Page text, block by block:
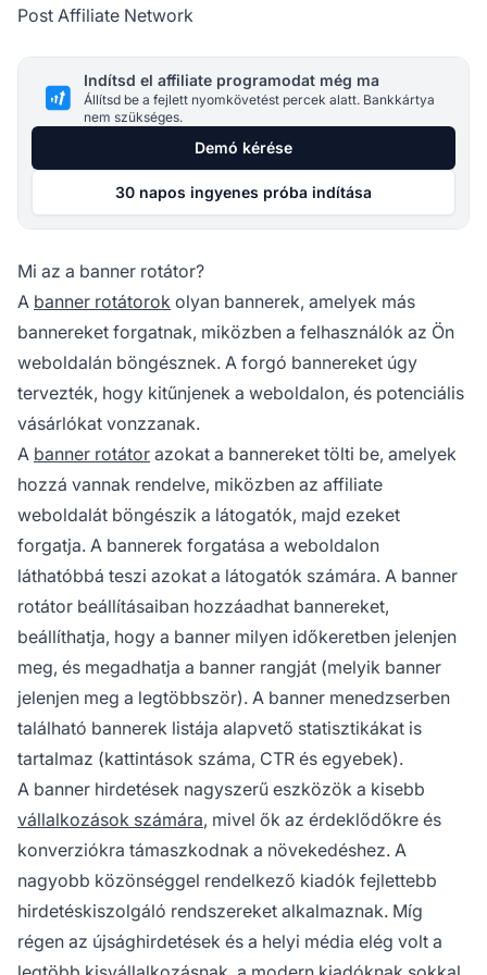
Post Affiliate Network
Indítsd el affiliate programodat még ma
Állítsd be a fejlett nyomkövetést percek alatt. Bankkártya
nem szükséges.
Demó kérése
30 napos ingyenes próba indítása
Mi az a banner rotátor?
A banner rotátorok olyan bannerek, amelyek más
bannereket forgatnak, miközben a felhasználók az Ön
weboldalán böngésznek. A forgó bannereket úgy
tervezték, hogy kitűnjenek a weboldalon, és potenciális
vásárlókat vonzzanak.
A banner rotátor azokat a bannereket tölti be, amelyek
hozzá vannak rendelve, miközben az affiliate
weboldalát böngészik a látogatók, majd ezeket
forgatja. A bannerek forgatása a weboldalon
láthatóbbá teszi azokat a látogatók számára. A banner
rotátor beállításaiban hozzáadhat bannereket,
beállíthatja, hogy a banner milyen időkeretben jelenjen
meg, és megadhatja a banner rangját (melyik banner
jelenjen meg a legtöbbször). A banner menedzserben
található bannerek listája alapvető statisztikákat is
tartalmaz (kattintások száma, CTR és egyebek).
A banner hirdetések nagyszerű eszközök a kisebb
vállalkozások számára, mivel ők az érdeklődőkre és
konverziókra támaszkodnak a növekedéshez. A
nagyobb közönséggel rendelkező kiadók fejlettebb
hirdetéskiszolgáló rendszereket alkalmaznak. Míg
régen az újsághirdetések és a helyi média elég volt a